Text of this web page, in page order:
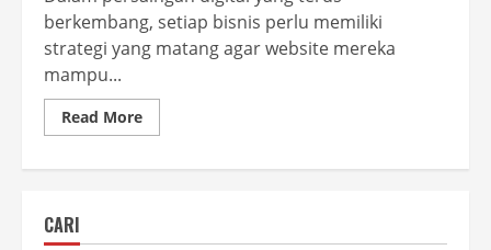
berkembang, setiap bisnis perlu memiliki
strategi yang matang agar website mereka
mampu...
Read MoreRead
more
Optimasi
CARI